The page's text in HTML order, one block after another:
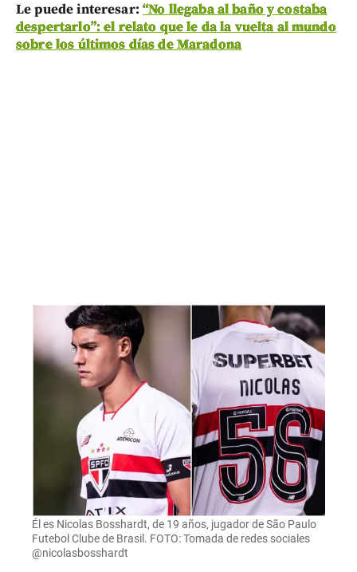
Le puede interesar: “No llegaba al baño y costaba
despertarlo”: el relato que le da la vuelta al mundo
sobre los últimos días de Maradona
Él es Nicolas Bosshardt, de 19 años, jugador de São Paulo
Futebol Clube de Brasil. FOTO: Tomada de redes sociales
@nicolasbosshardt